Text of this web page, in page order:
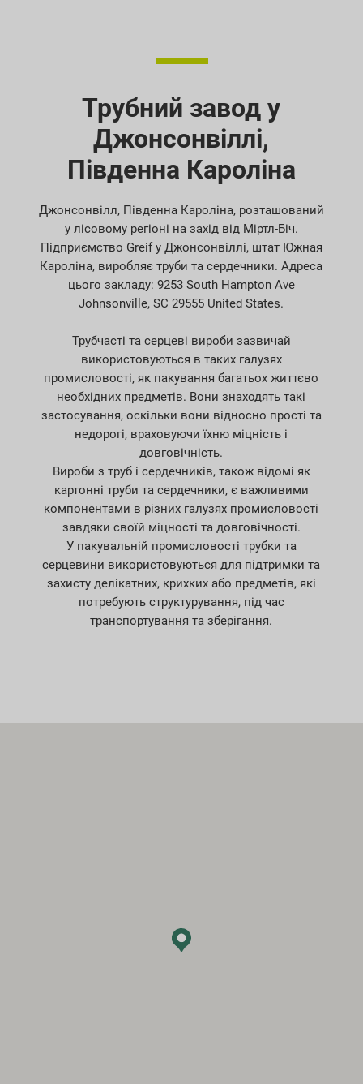
Трубний завод у
Джонсонвіллі,
Південна Кароліна
Джонсонвілл, Південна Кароліна, розташований
у лісовому регіоні на захід від Міртл-Біч.
Підприємство Greif у Джонсонвіллі, штат Южная
Кароліна, виробляє труби та сердечники. Адреса
цього закладу: 9253 South Hampton Ave
Johnsonville, SC 29555 United States.
Трубчасті та серцеві вироби зазвичай
використовуються в таких галузях
промисловості, як пакування багатьох життєво
необхідних предметів. Вони знаходять такі
застосування, оскільки вони відносно прості та
недорогі, враховуючи їхню міцність і
довговічність.
Вироби з труб і сердечників, також відомі як
картонні труби та сердечники, є важливими
компонентами в різних галузях промисловості
завдяки своїй міцності та довговічності.
У пакувальній промисловості трубки та
серцевини використовуються для підтримки та
захисту делікатних, крихких або предметів, які
потребують структурування, під час
транспортування та зберігання.